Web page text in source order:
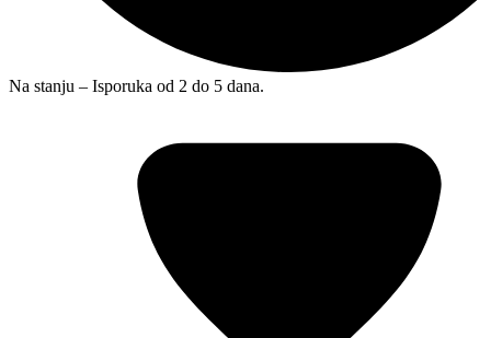
Na stanju – Isporuka od 2 do 5 dana.